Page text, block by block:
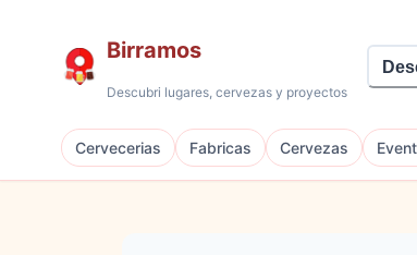
Birramos
Descubri lugares, cervezas y proyectos
Cervecerias Fabricas Cervezas